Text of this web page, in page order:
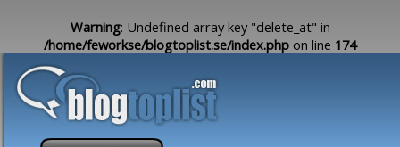
Warning: Undefined array key "delete_at" in
/home/feworkse/blogtoplist.se/index.php on line 174